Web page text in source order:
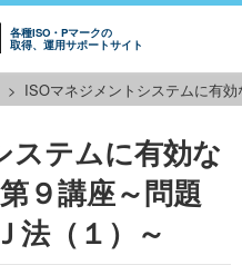
各種ISO・Pマークの
取得、運用サポートサイト
ISOマネジメントシステムに有
ステムに有効な
９講座～問題
法（１）～